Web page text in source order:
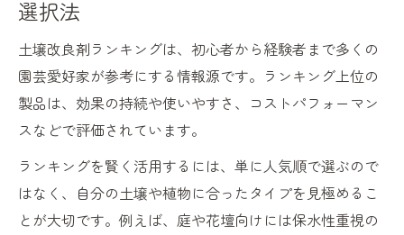
選択法
土壌改良剤ランキングは、初心者から経験者まで多くの
園芸愛好家が参考にする情報源です。ランキング上位の
製品は、効果の持続や使いやすさ、コストパフォーマン
スなどで評価されています。
ランキングを賢く活用するには、単に人気順で選ぶので
はなく、自分の土壌や植物に合ったタイプを見極めるこ
とが大切です。例えば、庭や花壇向けには保水性重視の